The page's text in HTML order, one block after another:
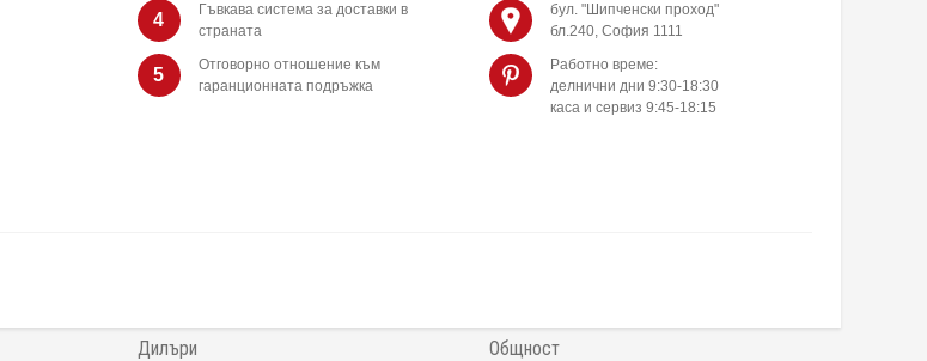
4
Гъвкава система за доставки в
страната
5
Отговорно отношение към
гаранционната подръжка
бул. "Шипченски проход"
бл.240, София 1111
Работно време:
делнични дни 9:30-18:30
каса и сервиз 9:45-18:15
Дилъри Общност